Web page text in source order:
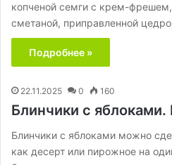
копченой семги с крем-
сметаной, приправленной
Подробнее »
22.11.2025 0 160
Блинчики с яблоками.
Блинчики с яблоками можно
как десерт или пирожное на